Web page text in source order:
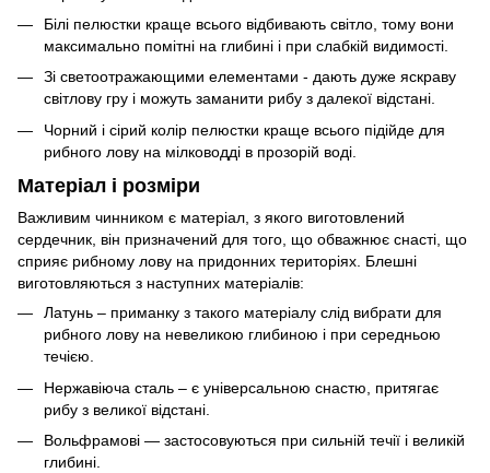
Білі пелюстки краще всього відбивають світло, тому вони
максимально помітні на глибині і при слабкій видимості.
Зі светоотражающими елементами - дають дуже яскраву
світлову гру і можуть заманити рибу з далекої відстані.
Чорний і сірий колір пелюстки краще всього підійде для
рибного лову на мілководді в прозорій воді.
Матеріал і розміри
Важливим чинником є матеріал, з якого виготовлений
сердечник, він призначений для того, що обважнює снасті, що
сприяє рибному лову на придонних територіях. Блешні
виготовляються з наступних матеріалів:
Латунь – приманку з такого матеріалу слід вибрати для
рибного лову на невеликою глибиною і при середньою
течією.
Нержавіюча сталь – є універсальною снастю, притягає
рибу з великої відстані.
Вольфрамові — застосовуються при сильній течії і великій
глибині.